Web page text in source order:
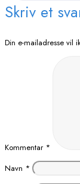
Skriv et
Din e-mailadresse vil
Kommentar *
Navn *